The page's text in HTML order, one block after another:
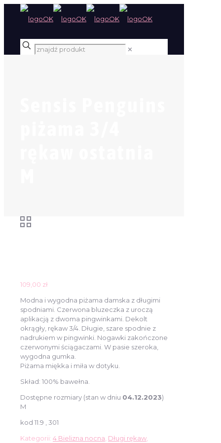
✕
109,00 zł
Modna i wygodna piżama damska z długimi
spodniami. Czerwona bluzeczka z uroczą
aplikacją z dwoma pingwinkami. Dekolt
okrągły, rękaw 3/4. Długie, szare spodnie z
nadrukiem w pingwinki. Nogawki zakończone
czerwonymi ściągaczami. W pasie szeroka,
wygodna gumka.
Piżama miękka i miła w dotyku.
Skład: 100% bawełna.
Dostępne rozmiary (stan w dniu 04.12.2023)
M
kod 11.9 , 301
Kategorii: 4 Bielizna nocna, Długi rękaw,